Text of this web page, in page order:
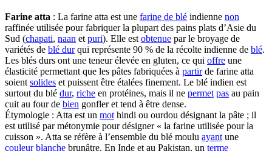
Farine atta : La farine atta est une farine de blé indienne non
raffinée utilisée pour fabriquer la plupart des pains plats d’Asie du
Sud (chapati, naan et puri). Elle est obtenue par le broyage de
variétés de blé durqui représente 90 % de la récolte indienne de blé.
Les blés durs ont une teneur élevée en gluten, ce qui offre une
élasticité permettant que les pâtes fabriquées à partirde farine atta
soient solides et puissent être étalées finement. Le blé indien est
surtout du blé dur, riche en protéines, mais il ne permet pas au pain
cuit au four de bien gonfler et tend à être dense.
Étymologie : Atta est un mot hindi ou ourdou désignant la pâte ; il
est utilisé par métonymie pour désigner « la farine utilisée pour la
cuisson ». Atta se réfère à l’ensemble du blé moulu ayant une
couleur blanche brunâtre. En Inde et au Pakistan, un terme